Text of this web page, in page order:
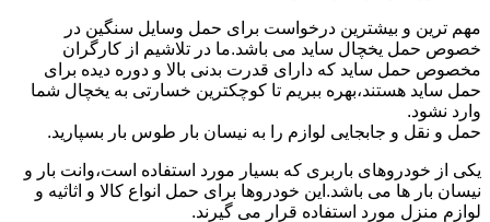
مهم ترین و بیشترین درخواست برای حمل وسایل سنگین در
خصوص حمل یخچال ساید می باشد.ما در تلاشیم از کارگران
مخصوص حمل ساید که دارای قدرت بدنی بالا و دوره دیده برای
حمل ساید هستند،بهره ببریم تا کوچکترین خسارتی به یخچال شما
وارد نشود.
حمل و نقل و جابجایی لوازم را به نیسان بار طوس بار بسپارید.
یکی از خودروهای باربری که بسیار مورد استفاده است،وانت بار و
نیسان بار ها می باشد.این خودروها برای حمل انواع کالا و اثاثیه و
لوازم منزل مورد استفاده قرار می گیرند.